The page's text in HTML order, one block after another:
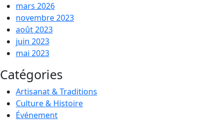
mars 2026
novembre 2023
août 2023
juin 2023
mai 2023
Catégories
Artisanat & Traditions
Culture & Histoire
Événement